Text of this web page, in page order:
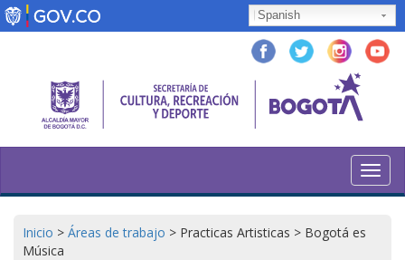
Pasar
al
Spanish
Inicio > Áreas de trabajo > Practicas Artisticas > Bogotá es
Música